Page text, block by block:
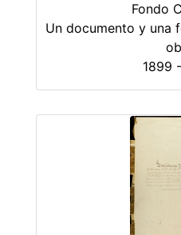
Fondo
Un documento y una
ob
1899